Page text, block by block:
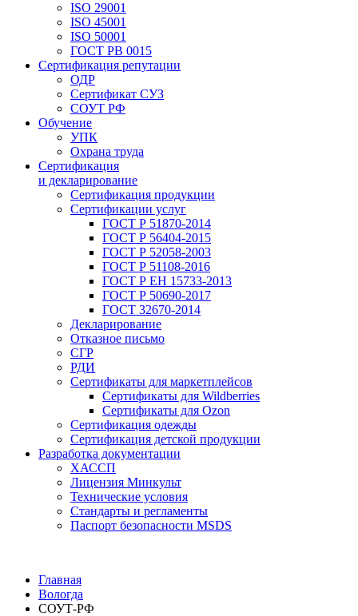
ISO 29001
ISO 45001
ISO 50001
ГОСТ РВ 0015
Сертификация репутации
ОДР
Сертификат СУЗ
СОУТ РФ
Обучение
УПК
Охрана труда
Сертификация
и декларирование
Сертификация продукции
Сертификации услуг
ГОСТ Р 51870-2014
ГОСТ Р 56404-2015
ГОСТ Р 52058-2003
ГОСТ Р 51108-2016
ГОСТ Р ЕН 15733-2013
ГОСТ Р 50690-2017
ГОСТ 32670-2014
Декларирование
Отказное письмо
СГР
РДИ
Сертификаты для маркетплейсов
Сертификаты для Wildberries
Сертификаты для Ozon
Сертификация одежды
Сертификация детской продукции
Разработка документации
ХАССП
Лицензия Минкульт
Технические условия
Стандарты и регламенты
Паспорт безопасности MSDS
Главная
Вологда
СОУТ-РФ